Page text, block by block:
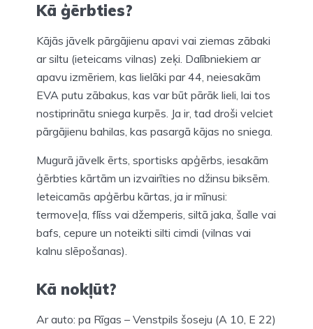
Kā ģērbties?
Kājās jāvelk pārgājienu apavi vai ziemas zābaki
ar siltu (ieteicams vilnas) zeķi. Dalībniekiem ar
apavu izmēriem, kas lielāki par 44, neiesakām
EVA putu zābakus, kas var būt pārāk lieli, lai tos
nostiprinātu sniega kurpēs. Ja ir, tad droši velciet
pārgājienu bahilas, kas pasargā kājas no sniega.
Mugurā jāvelk ērts, sportisks apģērbs, iesakām
ģērbties kārtām un izvairīties no džinsu biksēm.
Ieteicamās apģērbu kārtas, ja ir mīnusi:
termoveļa, flīss vai džemperis, siltā jaka, šalle vai
bafs, cepure un noteikti silti cimdi (vilnas vai
kalnu slēpošanas).
Kā nokļūt?
Ar auto: pa Rīgas – Venstpils šoseju (A 10, E 22)